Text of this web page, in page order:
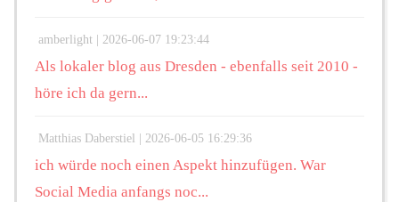
amberlight | 2026-06-07 19:23:44
Als lokaler blog aus Dresden - ebenfalls seit 2010 -
höre ich da gern...
Matthias Daberstiel | 2026-06-05 16:29:36
ich würde noch einen Aspekt hinzufügen. War
Social Media anfangs noc...